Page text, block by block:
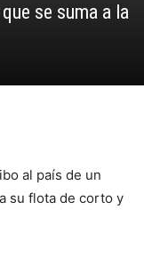
se suma a la
al país de un
su flota de corto y